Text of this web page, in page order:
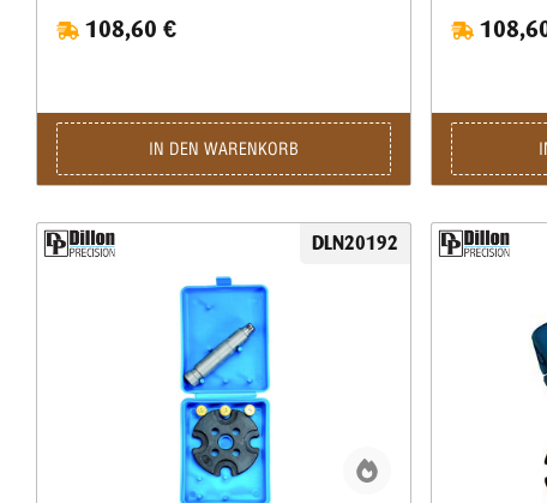
108,60 €
IN DEN WARENKORB
DLN20192